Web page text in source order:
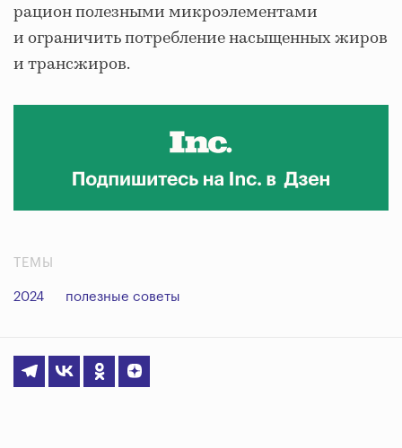
рацион полезными микроэлементами
и ограничить потребление насыщенных жиров
и трансжиров.
ТЕМЫ
2024 полезные советы